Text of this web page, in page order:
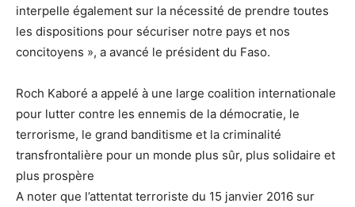
interpelle également sur la nécessité de prendre toutes
les dispositions pour sécuriser notre pays et nos
concitoyens », a avancé le président du Faso.
Roch Kaboré a appelé à une large coalition internationale
pour lutter contre les ennemis de la démocratie, le
terrorisme, le grand banditisme et la criminalité
transfrontalière pour un monde plus sûr, plus solidaire et
plus prospère
A noter que l’attentat terroriste du 15 janvier 2016 sur